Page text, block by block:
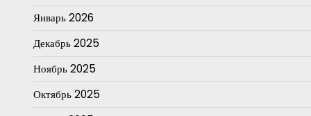
Январь 2026
Декабрь 2025
Ноябрь 2025
Октябрь 2025